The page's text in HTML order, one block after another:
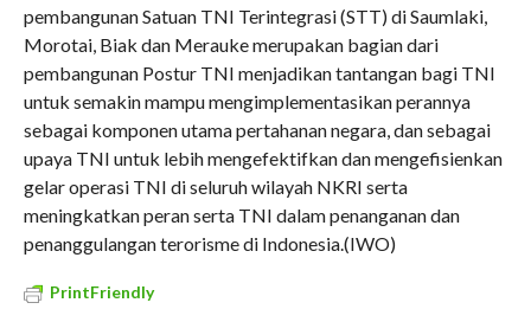
pembangunan Satuan TNI Terintegrasi (STT) di Saumlaki,
Morotai, Biak dan Merauke merupakan bagian dari
pembangunan Postur TNI menjadikan tantangan bagi TNI
untuk semakin mampu mengimplementasikan perannya
sebagai komponen utama pertahanan negara, dan sebagai
upaya TNI untuk lebih mengefektifkan dan mengefisienkan
gelar operasi TNI di seluruh wilayah NKRI serta
meningkatkan peran serta TNI dalam penanganan dan
penanggulangan terorisme di Indonesia.(IWO)
PrintFriendly